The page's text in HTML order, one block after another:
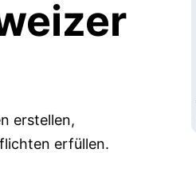
erstellen,
erfüllen.